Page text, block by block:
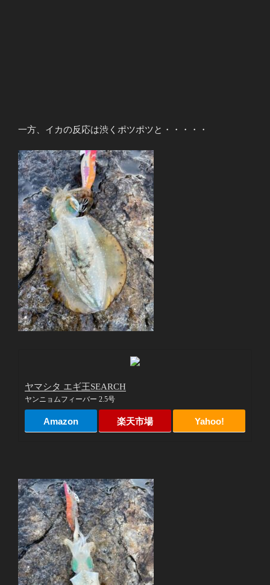
一方、イカの反応は渋くポツポツと・・・・・
ヤマシタ エギ王SEARCH
ヤンニョムフィーバー 2.5号
Amazon 楽天市場 Yahoo!